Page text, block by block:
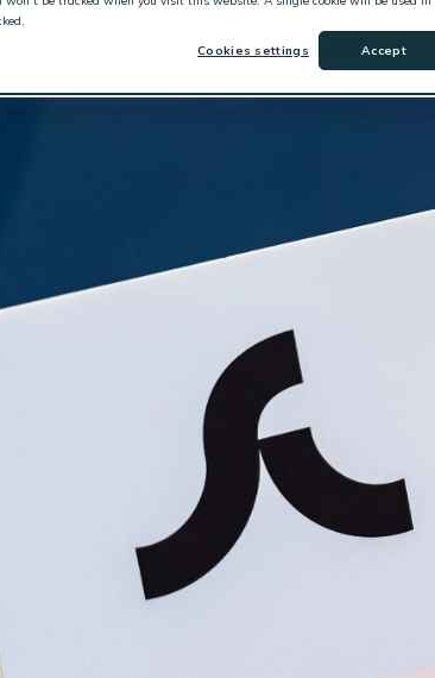
Cookies settings
Accept
产品和服务 解决方案